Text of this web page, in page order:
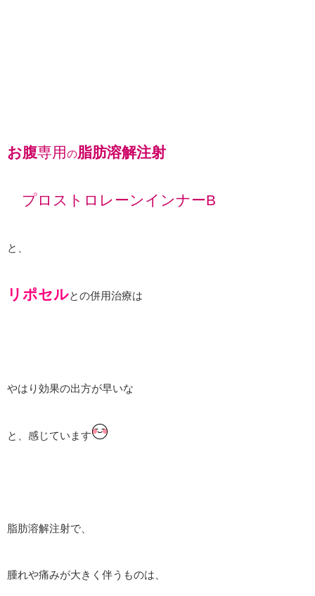
お腹専用の脂肪溶解注射
プロストロレーンインナーB
と、
リポセルとの併用治療は
やはり効果の出方が早いな
と、感じています
脂肪溶解注射で、
腫れや痛みが大きく伴うものは、